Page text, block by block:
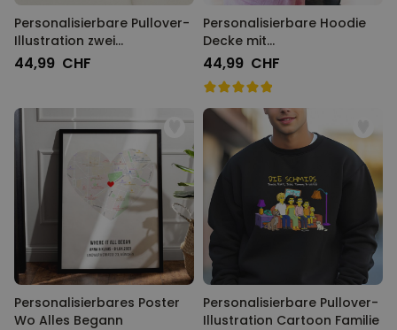
Personalisierbare Pullover-
Illustration zwei
Freundinnen
44,99 CHF
Personalisierbare Hoodie
Decke mit
Weihnachtsmonogramm
44,99 CHF
Personalisierbares Poster
Wo Alles Begann
Personalisierbare Pullover-
Illustration Cartoon Familie